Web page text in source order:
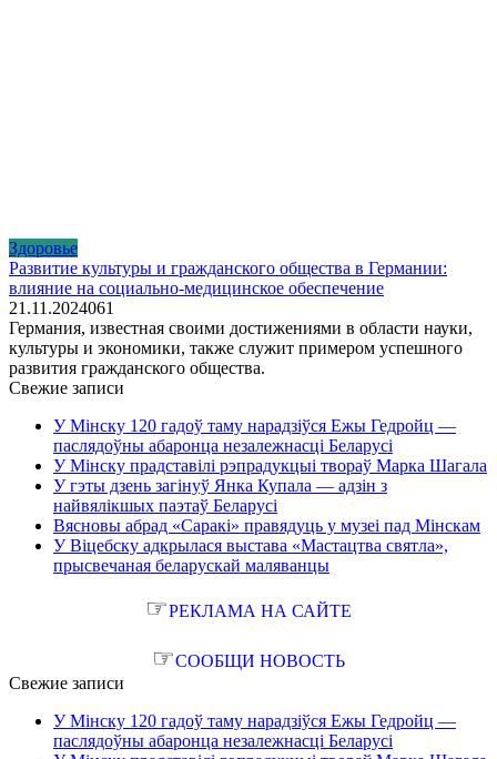
Здоровье
Развитие культуры и гражданского общества в Германии:
влияние на социально-медицинское обеспечение
21.11.2024061
Германия, известная своими достижениями в области науки,
культуры и экономики, также служит примером успешного
развития гражданского общества.
Свежие записи
У Мінску 120 гадоў таму нарадзіўся Ежы Гедройц —
паслядоўны абаронца незалежнасці Беларусі
У Мінску прадставілі рэпрадукцыі твораў Марка Шагала
У гэты дзень загінуў Янка Купала — адзін з
найвялікшых паэтаў Беларусі
Вясновы абрад «Саракі» правядуць у музеі пад Мінскам
У Віцебску адкрылася выстава «Мастацтва святла»,
прысвечаная беларускай маляванцы
☞РЕКЛАМА НА САЙТЕ
☞СООБЩИ НОВОСТЬ
Свежие записи
У Мінску 120 гадоў таму нарадзіўся Ежы Гедройц —
паслядоўны абаронца незалежнасці Беларусі